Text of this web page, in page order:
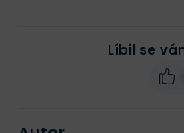
Líbil se